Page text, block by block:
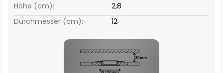
Höhe (cm):
2,8
Durchmesser (cm):
12